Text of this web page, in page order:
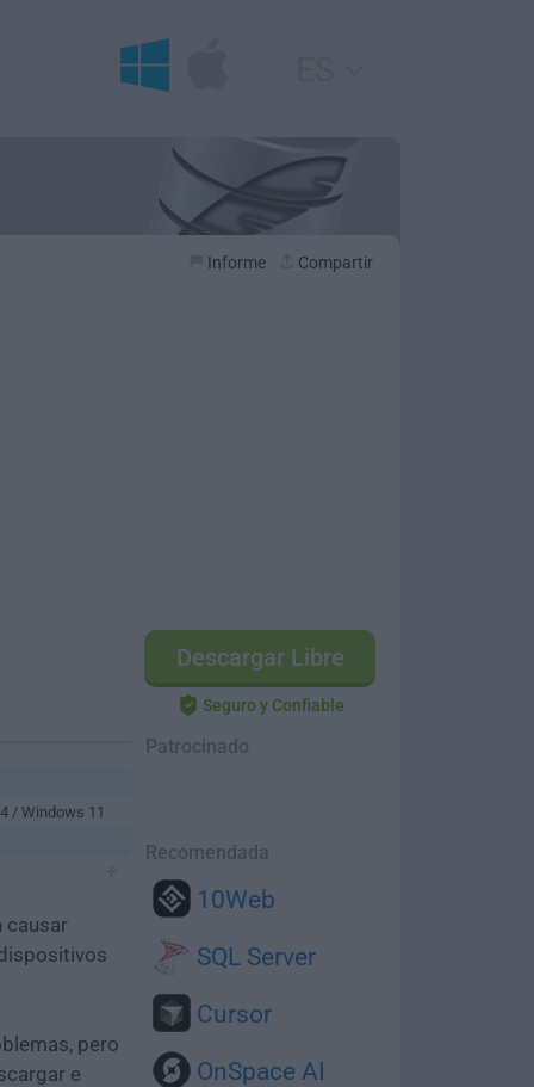
Informe Compartir
Descargar Libre
Seguro y Confiable
Patrocinado
Recomendada
10Web
SQL Server
Cursor
OnSpace AI
/ Windows 11
causar
pero
e